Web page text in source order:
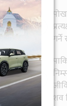
९
१०
शव